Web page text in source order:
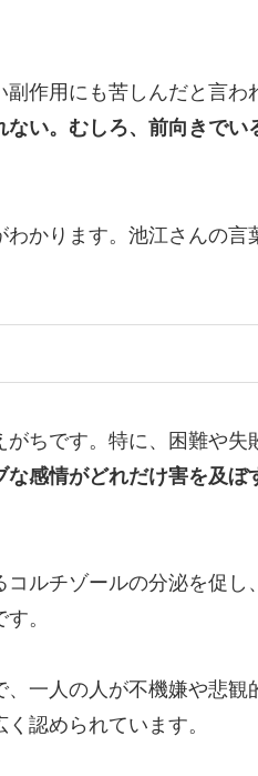
作用にも苦しんだと言わ
い。むしろ、前向きでい
かります。池江さんの言
ちです。特に、困難や失
な感情がどれだけ害を及ぼ
ルチゾールの分泌を促し
。
一人の人が不機嫌や悲観
認められています。